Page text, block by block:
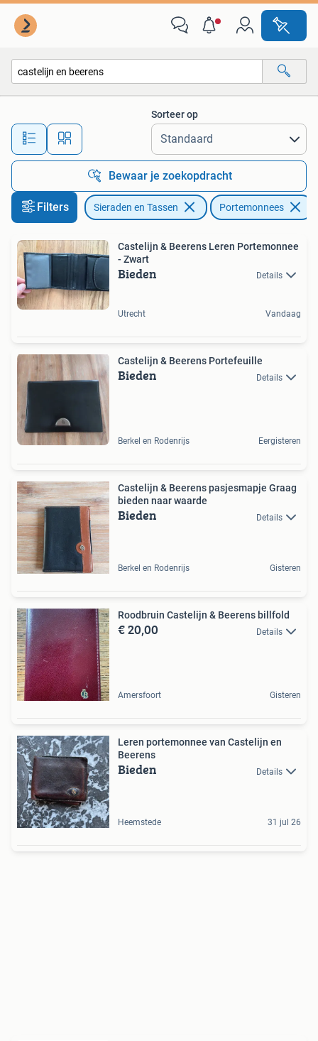
Alle afstanden…
Sorteer op
Bewaar je zoekopdracht
Filters Sieraden en Tassen Portemonnees
Castelijn & Beerens Leren Portemonnee
- Zwart
Bieden Details
Utrecht Vandaag
Castelijn & Beerens Portefeuille
Bieden Details
Berkel en Rodenrijs Eergisteren
Castelijn & Beerens pasjesmapje Graag
bieden naar waarde
Bieden Details
Berkel en Rodenrijs Gisteren
Roodbruin Castelijn & Beerens billfold
€ 20,00 Details
Amersfoort Gisteren
Leren portemonnee van Castelijn en
Beerens
Bieden Details
Heemstede 31 jul 26